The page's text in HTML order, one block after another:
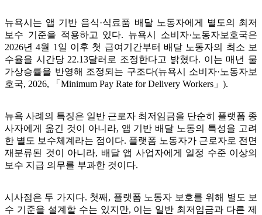
뉴욕시는 앱 기반 음식·식료품 배달 노동자에게 별도의 최저
보수 기준을 적용하고 있다. 뉴욕시 소비자·노동자보호국은
2026년 4월 1일 이후 첫 급여기간부터 배달 노동자의 최소 보
수율을 시간당 22.13달러로 조정한다고 밝혔다. 이는 매년 물
가상승률을 반영해 조정되는 구조다(뉴욕시 소비자·노동자보
호국, 2026, 「Minimum Pay Rate for Delivery Workers」).
뉴욕 사례의 특징은 일반 근로자 최저임금을 단순히 플랫폼 종
사자에게 옮긴 것이 아니라, 앱 기반 배달 노동의 특성을 고려
한 별도 보수체계라는 점이다. 플랫폼 노동자가 근로자로 전면
재분류된 것이 아니라, 배달 앱 사업자에게 일정 수준 이상의
보수 지급 의무를 부과한 것이다.
시사점은 두 가지다. 첫째, 플랫폼 노동자 보호를 위해 별도 보
수 기준을 설계할 수는 있지만, 이는 일반 최저임금과 다른 제